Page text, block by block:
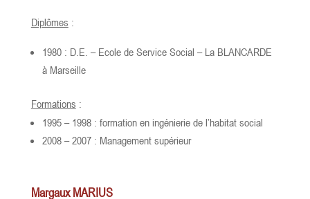
Diplômes :
1980 : D.E. – Ecole de Service Social – La BLANCARDE
à Marseille
Formations :
1995 – 1998 : formation en ingénierie de l’habitat social
2008 – 2007 : Management supérieur
Margaux MARIUS